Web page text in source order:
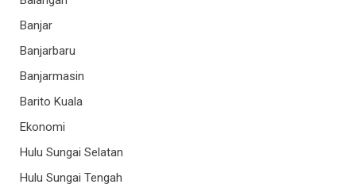
Banjar
Banjarbaru
Banjarmasin
Barito Kuala
Ekonomi
Hulu Sungai Selatan
Hulu Sungai Tengah